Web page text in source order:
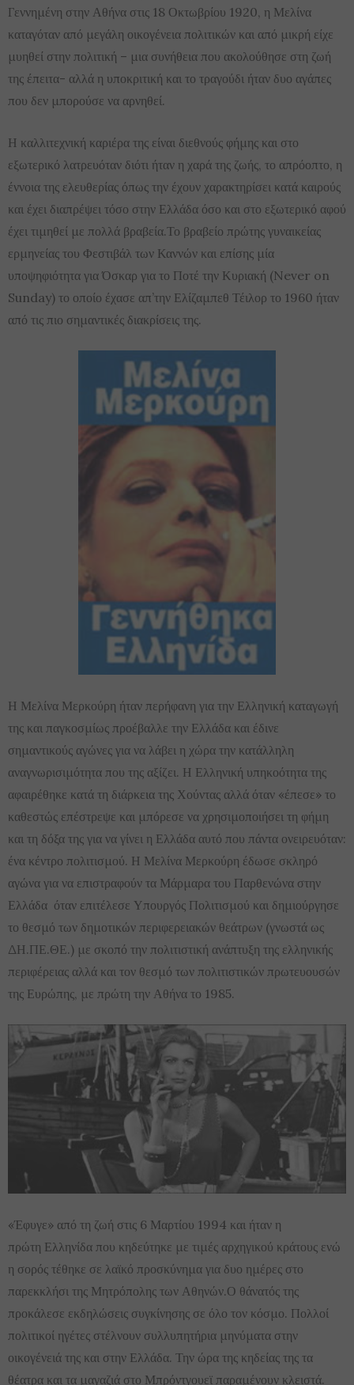
Γεννημένη στην Αθήνα στις 18 Οκτωβρίου 1920, η Μελίνα
καταγόταν από μεγάλη οικογένεια πολιτικών και από μικρή είχε
μυηθεί στην πολιτική – μια συνήθεια που ακολούθησε στη ζωή
της έπειτα- αλλά η υποκριτική και το τραγούδι ήταν δυο αγάπες
που δεν μπορούσε να αρνηθεί.
Η καλλιτεχνική καριέρα της είναι διεθνούς φήμης και στο
εξωτερικό λατρευόταν διότι ήταν η χαρά της ζωής, το απρόοπτο, η
έννοια της ελευθερίας όπως την έχουν χαρακτηρίσει κατά καιρούς
και έχει διαπρέψει τόσο στην Ελλάδα όσο και στο εξωτερικό αφού
έχει τιμηθεί με πολλά βραβεία.Το βραβείο πρώτης γυναικείας
ερμηνείας του Φεστιβάλ των Καννών και επίσης μία
υποψηφιότητα για Όσκαρ για το Ποτέ την Κυριακή (Never on
Sunday) το οποίο έχασε απ’την Ελίζαμπεθ Τέιλορ το 1960 ήταν
από τις πιο σημαντικές διακρίσεις της.
Η Μελίνα Μερκούρη ήταν περήφανη για την Ελληνική καταγωγή
της και παγκοσμίως προέβαλλε την Ελλάδα και έδινε
σημαντικούς αγώνες για να λάβει η χώρα την κατάλληλη
αναγνωρισιμότητα που της αξίζει. Η Ελληνική υπηκοότητα της
αφαιρέθηκε κατά τη διάρκεια της Χούντας αλλά όταν «έπεσε» το
καθεστώς επέστρεψε και μπόρεσε να χρησιμοποιήσει τη φήμη
και τη δόξα της για να γίνει η Ελλάδα αυτό που πάντα ονειρευόταν:
ένα κέντρο πολιτισμού. Η Μελίνα Μερκούρη έδωσε σκληρό
αγώνα για να επιστραφούν τα Μάρμαρα του Παρθενώνα στην
Ελλάδα όταν επιτέλεσε Υπουργός Πολιτισμού και δημιούργησε
το θεσμό των δημοτικών περιφερειακών θεάτρων (γνωστά ως
ΔΗ.ΠΕ.ΘΕ.) με σκοπό την πολιτιστική ανάπτυξη της ελληνικής
περιφέρειας αλλά και τον θεσμό των πολιτιστικών πρωτευουσών
της Ευρώπης, με πρώτη την Αθήνα το 1985.
«Έφυγε» από τη ζωή στις 6 Μαρτίου 1994 και ήταν η
πρώτη Ελληνίδα που κηδεύτηκε με τιμές αρχηγικού κράτους ενώ
η σορός τέθηκε σε λαϊκό προσκύνημα για δυο ημέρες στο
παρεκκλήσι της Μητρόπολης των Αθηνών.Ο θάνατός της
προκάλεσε εκδηλώσεις συγκίνησης σε όλο τον κόσμο. Πολλοί
πολιτικοί ηγέτες στέλνουν συλλυπητήρια μηνύματα στην
οικογένειά της και στην Ελλάδα. Την ώρα της κηδείας της τα
θέατρα και τα μαγαζιά στο Μπρόντγουεϊ παραμένουν κλειστά.